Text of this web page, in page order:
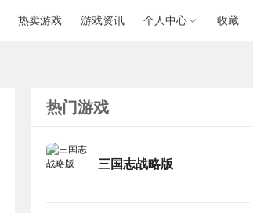
热卖游戏 游戏资讯 个人中心 收藏
热门游戏
三国志战略版